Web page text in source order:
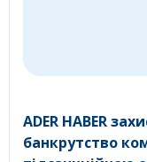
ADER HABER
банкрутство